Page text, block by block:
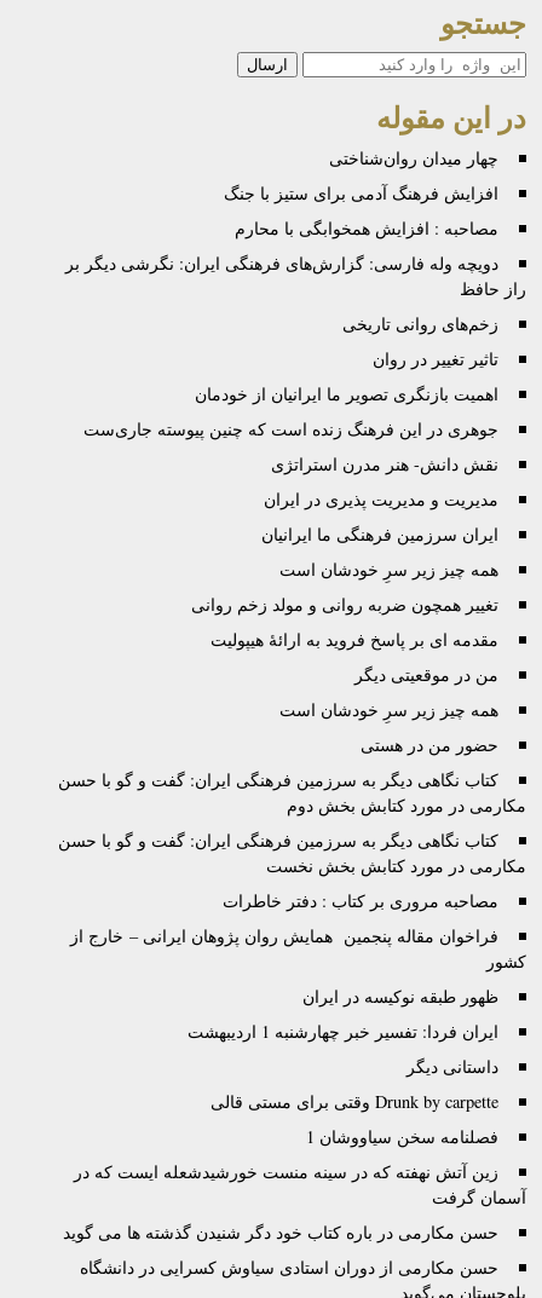
جستجو
جستجو
در این مقوله
چهار میدان روان‌شناختی
افزایش فرهنگ آدمی برای ستیز با جنگ
مصاحبه : افزایش همخوابگی با محارم
دویچه وله فارسی: گزارش‌های فرهنگی ایران: نگرشی دیگر بر
راز حافظ
زخم‌های روانی تاریخی
تاثیر تغییر در روان
اهمیت بازنگری تصویر ما ایرانیان از خودمان
جوهرى در این فرهنگ زنده است که چنین پیوسته جاری‌ست
نقش دانش- هنر مدرن استراتژی
مدیریت و مدیریت پذیری در ایران
ایران سرزمین فرهنگی ما ایرانیان
همه چیز زیر سرِ خودشان است
تغییر همچون ضربه روانی و مولد زخم روانی
مقدمه ای بر پاسخ فروید به ارائۀ هیپولیت
من در موقعیتی دیگر
همه چیز زیر سرِ خودشان است
حضور من در هستی
کتاب نگاهی دیگر به سرزمین فرهنگی ایران: گفت و گو با حسن
مکارمی در مورد کتابش بخش دوم
کتاب نگاهی دیگر به سرزمین فرهنگی ایران: گفت و گو با حسن
مکارمی در مورد کتابش بخش نخست
مصاحبه مروری بر کتاب : دفتر خاطرات
فراخوان مقاله پنجمین همایش روان پژوهان ایرانی – خارج از
کشور
ظهور طبقه نوکیسه در ایران
ایران فردا: تفسیر خبر چهارشنبه 1 اردیبهشت
داستانی دیگر
Drunk by carpette وقتى براى مستى قالى
فصلنامه سخن سیاووشان 1
زين آتش نهفته كه در سينه منست خورشيدشعله ايست كه در
آسمان گرفت
حسن مکارمی در باره کتاب خود دگر شنیدن گذشته ها می گوید
حسن مکارمی از دوران استادی سیاوش کسرایی در دانشگاه
بلوچستان می‌گوید